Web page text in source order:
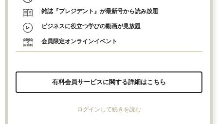
雑誌『プレジデント』が最新号から読み放題
ビジネスに役立つ学びの動画が見放題
会員限定オンラインイベント
有料会員サービスに関する詳細はこちら
ログインして続きを読む